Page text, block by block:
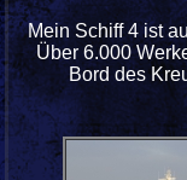
Mein Schiff 4 ist
Über 6.000
Bord des